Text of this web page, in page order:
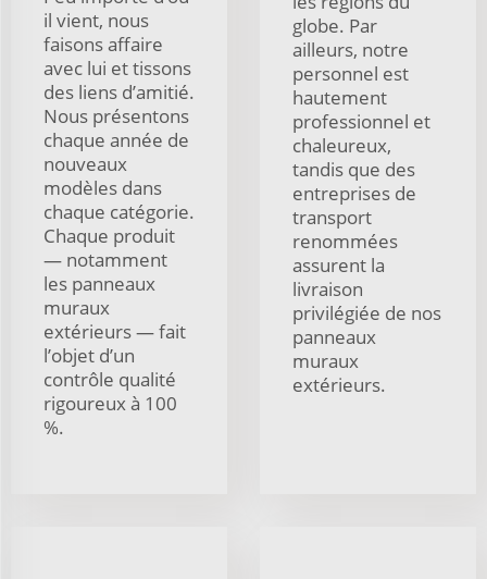
il vient, nous
faisons affaire
avec lui et tissons
des liens d’amitié.
Nous présentons
chaque année de
nouveaux
modèles dans
chaque catégorie.
Chaque produit
— notamment
les panneaux
muraux
extérieurs — fait
l’objet d’un
contrôle qualité
rigoureux à 100
%.
globe. Par
ailleurs, notre
personnel est
hautement
professionnel et
chaleureux,
tandis que des
entreprises de
transport
renommées
assurent la
livraison
privilégiée de nos
panneaux
muraux
extérieurs.